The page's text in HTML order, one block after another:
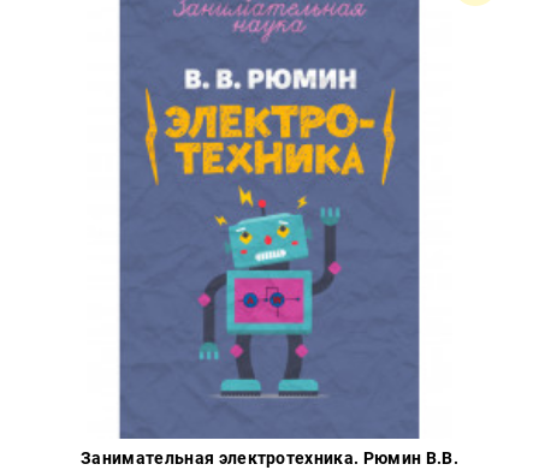
Занимательная электротехника. Рюмин В.В.